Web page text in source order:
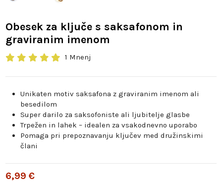
Obesek za ključe s saksafonom in
graviranim imenom
1 Mnenj
Unikaten motiv saksafona z graviranim imenom ali
besedilom
Super darilo za saksofoniste ali ljubitelje glasbe
Trpežen in lahek – idealen za vsakodnevno uporabo
Pomaga pri prepoznavanju ključev med družinskimi
člani
6,99 €